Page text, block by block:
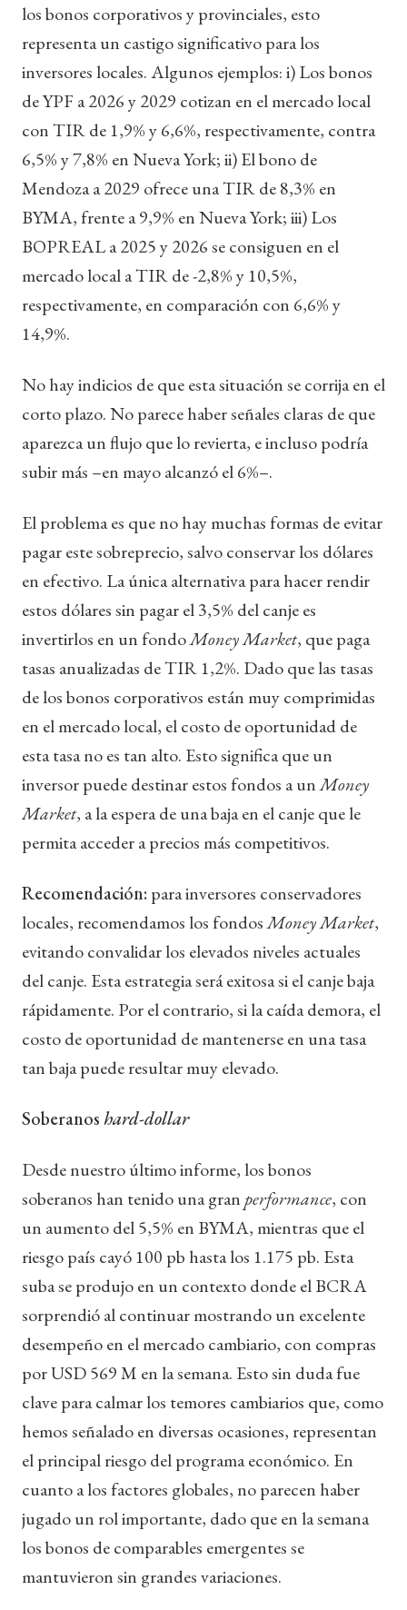
los bonos corporativos y provinciales, esto
representa un castigo significativo para los
inversores locales. Algunos ejemplos: i) Los bonos
de YPF a 2026 y 2029 cotizan en el mercado local
con TIR de 1,9% y 6,6%, respectivamente, contra
6,5% y 7,8% en Nueva York; ii) El bono de
Mendoza a 2029 ofrece una TIR de 8,3% en
BYMA, frente a 9,9% en Nueva York; iii) Los
BOPREAL a 2025 y 2026 se consiguen en el
mercado local a TIR de -2,8% y 10,5%,
respectivamente, en comparación con 6,6% y
14,9%.
No hay indicios de que esta situación se corrija en el
corto plazo. No parece haber señales claras de que
aparezca un flujo que lo revierta, e incluso podría
subir más –en mayo alcanzó el 6%–.
El problema es que no hay muchas formas de evitar
pagar este sobreprecio, salvo conservar los dólares
en efectivo. La única alternativa para hacer rendir
estos dólares sin pagar el 3,5% del canje es
invertirlos en un fondoMoney Market, que paga
tasas anualizadas de TIR 1,2%. Dado que las tasas
de los bonos corporativos están muy comprimidas
en el mercado local, el costo de oportunidad de
esta tasa no es tan alto. Esto significa que un
inversor puede destinar estos fondos a unMoney
Market, a la espera de una baja en el canje que le
permita acceder a precios más competitivos.
Recomendación: para inversores conservadores
locales, recomendamos los fondosMoney Market,
evitando convalidar los elevados niveles actuales
del canje. Esta estrategia será exitosa si el canje baja
rápidamente. Por el contrario, si la caída demora, el
costo de oportunidad de mantenerse en una tasa
tan baja puede resultar muy elevado.
Soberanos hard-dollar
Desde nuestro último informe, los bonos
soberanos han tenido una gran performance, con
un aumento del 5,5% en BYMA, mientras que el
riesgo país cayó 100 pb hasta los 1.175 pb. Esta
suba se produjo en un contexto donde el BCRA
sorprendió al continuar mostrando un excelente
desempeño en el mercado cambiario, con compras
por USD 569 M en la semana. Esto sin duda fue
clave para calmar los temores cambiarios que, como
hemos señalado en diversas ocasiones, representan
el principal riesgo del programa económico. En
cuanto a los factores globales, no parecen haber
jugado un rol importante, dado que en la semana
los bonos de comparables emergentes se
mantuvieron sin grandes variaciones.